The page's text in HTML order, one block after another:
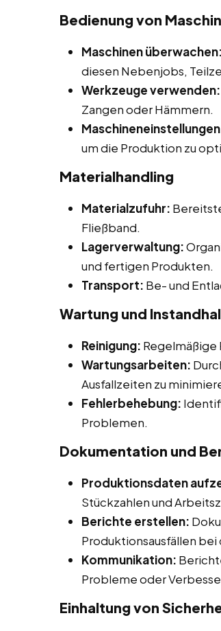
Bedienung von
Maschinen überwachen:
diesen Nebenjobs,
Werkzeuge verwenden:
Zangen oder Hämmern.
um die Produktion zu
Materialhandling
Materialzufuhr:
Fließband.
Lagerverwaltung:
und fertigen Produkten.
Transport: Be- und
Wartung und
Reinigung: Regelmäßige
Wartungsarbeiten:
Ausfallzeiten zu
Fehlerbehebung:
Problemen.
Dokumentation und
Produktionsdaten
Stückzahlen und
Berichte erstellen:
Produktionsausfällen
Kommunikation:
Probleme oder
Einhaltung von